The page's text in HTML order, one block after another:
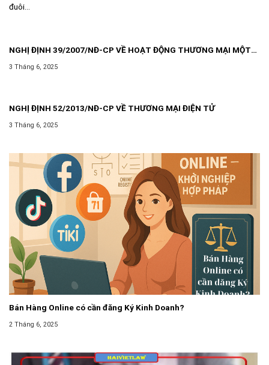
đuôi...
NGHỊ ĐỊNH 39/2007/NĐ-CP VỀ HOẠT ĐỘNG THƯƠNG MẠI MỘT
CÁCH ĐỘC LẬP THƯỜNG XUYÊN KHÔNG PHẢI ĐĂNG KÝ KINH
3 Tháng 6, 2025
NGHỊ ĐỊNH 52/2013/NĐ-CP VỀ THƯƠNG MẠI ĐIỆN TỬ
3 Tháng 6, 2025
Bán Hàng Online có cần đăng Ký Kinh Doanh?
2 Tháng 6, 2025